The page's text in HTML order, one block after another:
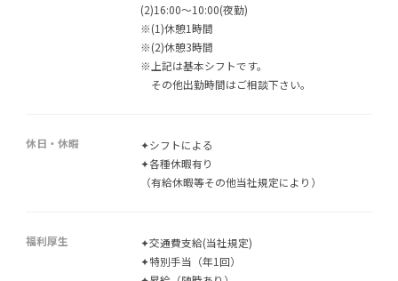
(2)16:00～10:00(夜勤)
※(1)休憩1時間
※(2)休憩3時間
※上記は基本シフトです。
その他出勤時間はご相談下さい。
休日・休暇
✦シフトによる
✦各種休暇有り
（有給休暇等その他当社規定により）
福利厚生
✦交通費支給(当社規定)
✦特別手当（年1回）